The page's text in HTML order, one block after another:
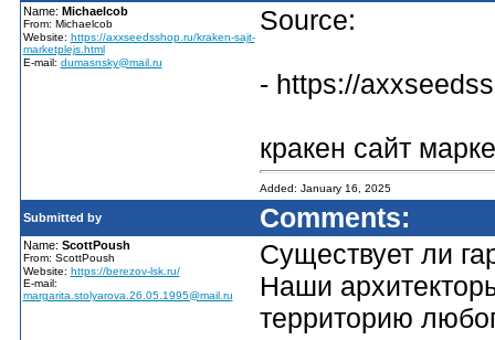
Name: Michaelcob
From: Michaelcob
Website: https://axxseedsshop.ru/kraken-sajt-
marketplejs.html
E-mail: dumasnsky@mail.ru
Source:
- https://
кракен сайт
Added: January 16, 2025
Submitted by Comments:
Name: ScottPoush
From: ScottPoush
Website: https://berezov-lsk.ru/
E-mail:
margarita.stolyarova.26.05.1995@mail.ru
Существует ли
Наши
территорию